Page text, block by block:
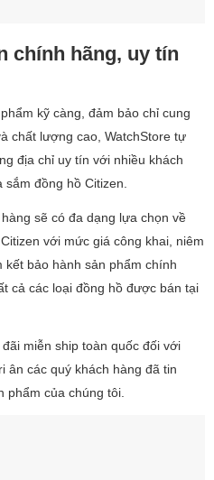
chính hãng, uy tín
kỹ càng, đảm bảo chỉ cung
chất lượng cao, WatchStore tự
địa chỉ uy tín với nhiều khách
đồng hồ Citizen.
sẽ có đa dạng lựa chọn về
với mức giá công khai, niêm
kết bảo hành sản phẩm chính
cả các loại đồng hồ được bán tại
miễn ship toàn quốc đối với
ân các quý khách hàng đã tin
của chúng tôi.